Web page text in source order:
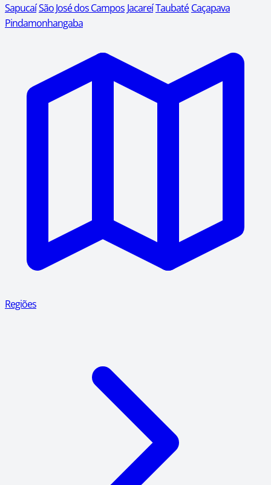
SapucaíSão José dos Campos JacareíTaubaté Caçapava
Pindamonhangaba
Regiões